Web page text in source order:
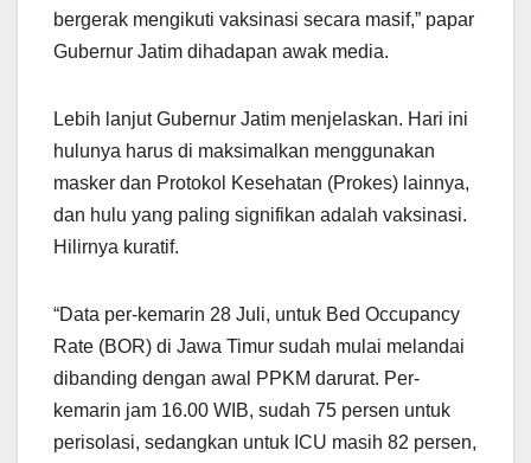
bergerak mengikuti vaksinasi secara masif,” papar
Gubernur Jatim dihadapan awak media.
Lebih lanjut Gubernur Jatim menjelaskan. Hari ini
hulunya harus di maksimalkan menggunakan
masker dan Protokol Kesehatan (Prokes) lainnya,
dan hulu yang paling signifikan adalah vaksinasi.
Hilirnya kuratif.
“Data per-kemarin 28 Juli, untuk Bed Occupancy
Rate (BOR) di Jawa Timur sudah mulai melandai
dibanding dengan awal PPKM darurat. Per-
kemarin jam 16.00 WIB, sudah 75 persen untuk
perisolasi, sedangkan untuk ICU masih 82 persen,